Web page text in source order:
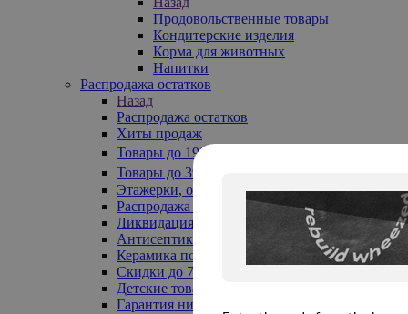
Продовольственные товары
Кондитерские изделия
Корма для животных
Напитки
Распродажа остатков
Назад
Распродажа остатков
Хиты продаж
Товары до 199₽
Товары до 399₽
Этажерки, обувницы
Распродажа текстиля до -50%
Ликвидация до -70%
Антисептики
Керамика по 129 руб
Скидки до 70%
Детские товары
Гарантия низкой цены